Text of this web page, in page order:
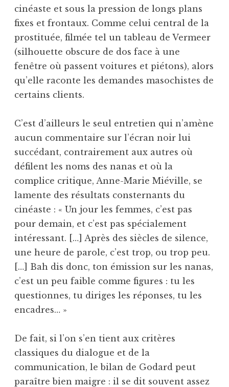
cinéaste et sous la pression de longs plans
fixes et frontaux. Comme celui central de la
prostituée, filmée tel un tableau de Vermeer
(silhouette obscure de dos face à une
fenêtre où passent voitures et piétons), alors
qu’elle raconte les demandes masochistes de
certains clients.
C’est d’ailleurs le seul entretien qui n’amène
aucun commentaire sur l’écran noir lui
succédant, contrairement aux autres où
défilent les noms des nanas et où la
complice critique, Anne-Marie Miéville, se
lamente des résultats consternants du
cinéaste : « Un jour les femmes, c’est pas
pour demain, et c’est pas spécialement
intéressant. […] Après des siècles de silence,
une heure de parole, c’est trop, ou trop peu.
[…] Bah dis donc, ton émission sur les nanas,
c’est un peu faible comme figures : tu les
questionnes, tu diriges les réponses, tu les
encadres… »
De fait, si l’on s’en tient aux critères
classiques du dialogue et de la
communication, le bilan de Godard peut
paraître bien maigre : il se dit souvent assez